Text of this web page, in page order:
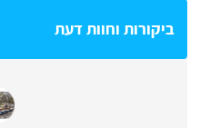
ביקורות וחוות דעת